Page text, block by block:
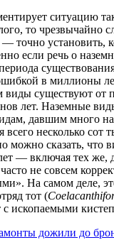
ситуацию
то чрезвычайно
точно установить,
если речь о
в миллионы
существуют от
лет. Наземные
давшим много
всего несколько сот
можно сказать, что
— включая тех же,
не совсем
На самом деле,
тот (
с ископаемыми
дожили до